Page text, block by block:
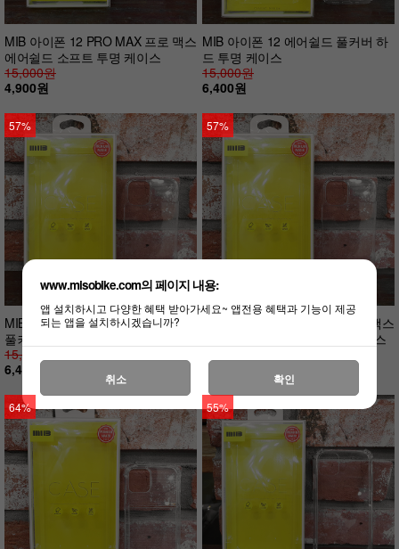
MIB 아이폰 12 PRO MAX 프로 맥스
에어쉴드 소프트 투명 케이스
15,000원
4,900원
MIB 아이폰 12 에어쉴드 풀커버 하
드 투명 케이스
15,000원
6,400원
57%
MIB 아이폰 12 PRO 프로 에어쉴드
풀커버 하드 투명 케이스
15,000원
6,400원
57%
MIB 아이폰 12 PRO MAX 프로 맥스
에어쉴드 풀커버 하드 투명 케이스
6,400원
64% 55%
www.misobike.com의 페이지 내용:
앱 설치하시고 다양한 혜택 받아가세요~ 앱전용 혜택과 기능이 제공
되는 앱을 설치하시겠습니까?
취소 확인